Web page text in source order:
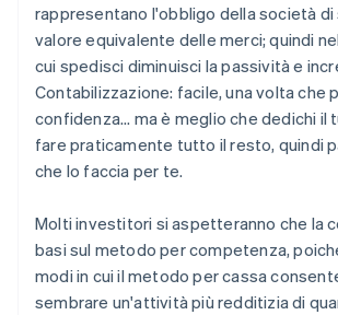
rappresentano l'obbligo della società di
valore equivalente delle merci; quindi
cui spedisci diminuisci la passività e
Contabilizzazione: facile, una volta che
confidenza... ma è meglio che dedichi il
fare praticamente tutto il resto, quindi
che lo faccia per te.
Molti investitori si aspetteranno che la
basi sul metodo per competenza,
modi in cui il metodo per cassa
sembrare un'attività più redditizia di